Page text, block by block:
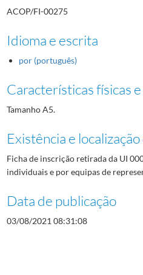
ACOP/FI-00275
Idioma e escrita
por (português)
Características físicas
Tamanho A5.
Existência e
Ficha de inscrição retirada da UI
individuais e por equipas de
Data de publicação
03/08/2021 08:31:08